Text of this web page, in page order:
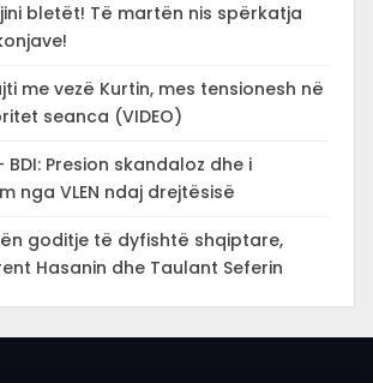
bletët! Të martën nis spërkatja
me vezë Kurtin, mes tensionesh në
seanca (VIDEO)
BDI: Presion skandaloz dhe i
nga VLEN ndaj drejtësisë
goditje të dyfishtë shqiptare,
Hasanin dhe Taulant Seferin